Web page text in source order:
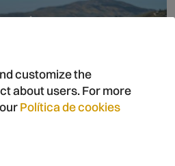
com
customize the
about users. For more
Política de cookies